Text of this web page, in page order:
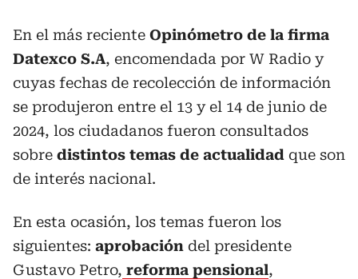
En el más reciente Opinómetro de la firma
Datexco S.A, encomendada por W Radio y
cuyas fechas de recolección de información
se produjeron entre el 13 y el 14 de junio de
2024, los ciudadanos fueron consultados
sobre distintos temas de actualidad que son
de interés nacional.
En esta ocasión, los temas fueron los
siguientes: aprobación del presidente
Gustavo Petro, reforma pensional,